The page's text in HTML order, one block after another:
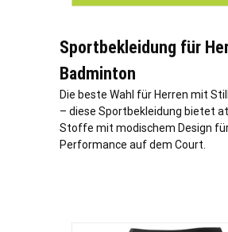
Sportbekleidung für
Badminton
Die beste Wahl für Herren mit
– diese Sportbekleidung bietet
Stoffe mit modischem Design
Performance auf dem Court.